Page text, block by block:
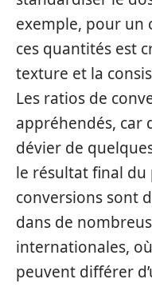
exemple, pour un
ces quantités est
texture et la
Les ratios de
appréhendés, car
dévier de
le résultat final du
conversions sont
dans de
internationales,
peuvent différer